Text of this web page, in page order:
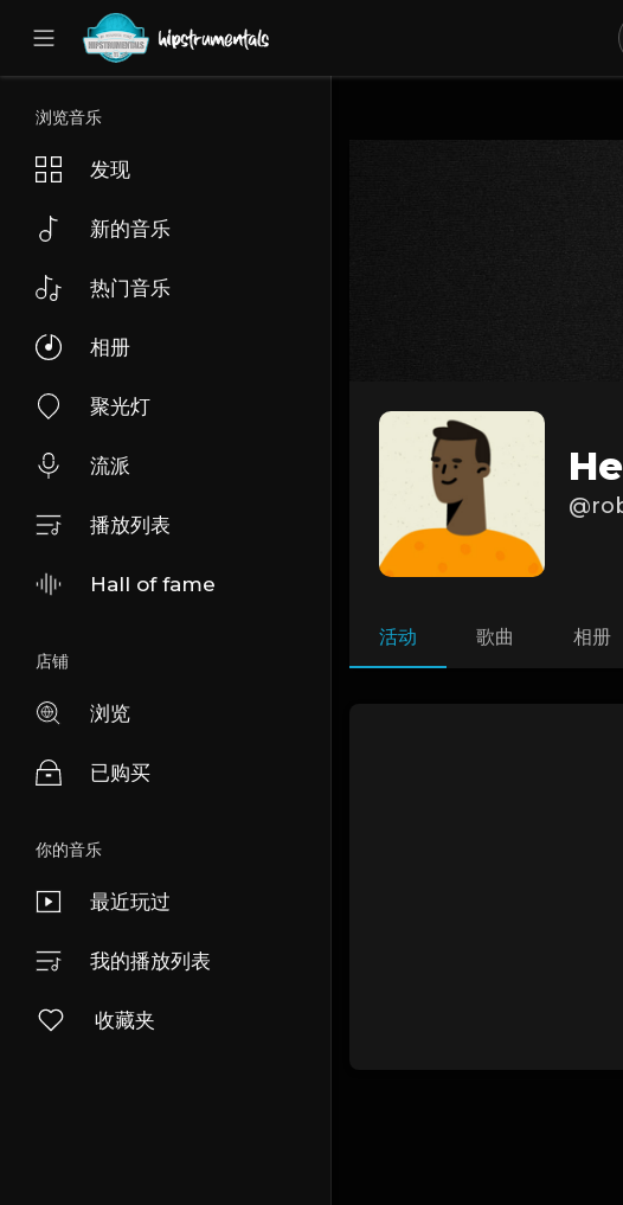
UA-36237165-1
浏览音乐
发现
新的音乐
热门音乐
相册
聚光灯
流派
播放列表
Hall of fame
店铺
浏览
已购买
你的音乐
最近玩过
我的播放列表
收藏夹
活动 歌曲 相册